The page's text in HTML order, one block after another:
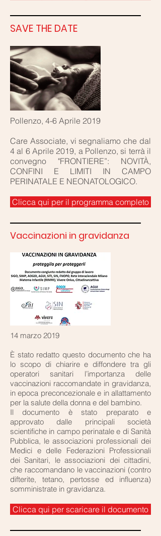
SAVE THE DATE
Pollenzo, 4-6 Aprile 2019
Care Associate, vi segnaliamo che dal
4 al 6 Aprile 2019, a Pollenzo, si terrà il
convegno "FRONTIERE”: NOVITÀ,
CONFINI E LIMITI IN CAMPO
PERINATALE E NEONATOLOGICO.
Clicca qui per il programma completo
Vaccinazioni in gravidanza
14 marzo 2019
È stato redatto questo documento che ha
lo scopo di chiarire e diffondere tra gli
operatori sanitari l’importanza delle
vaccinazioni raccomandate in gravidanza,
in epoca preconcezionale e in allattamento
per la salute della donna e del bambino.
Il documento è stato preparato e
approvato dalle principali società
scientifiche in campo perinatale e di Sanità
Pubblica, le associazioni professionali dei
Medici e delle Federazioni Professionali
dei Sanitari, le associazioni dei cittadini,
che raccomandano le vaccinazioni (contro
difterite, tetano, pertosse ed influenza)
somministrate in gravidanza.
Clicca qui per scaricare il documento